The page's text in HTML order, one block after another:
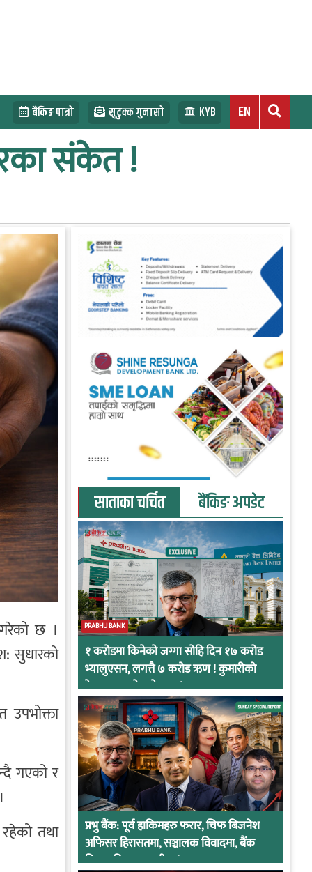
बैंकिङ पात्रो सुटुक्क गुनासो KYB EN
संकेत !
गरेको छ ।
सुधारको
उपभोक्ता
गएको र
तथा
साताका चर्चित बैंकिङ अपडेट
PRABHU BANK
१ करोडमा किनेको जग्गा सोहि दिन १७ करोड
भ्यालुएसन, लगत्तै ७ करोड ऋण ! कुमारीको
केसमा प्रभुको कनेक्सन !
प्रभु बैंक: पूर्व हाकिमहरु फरार, चिफ बिजनेश
अफिसर हिरासतमा, सञ्चालक विवादमा, बैंक
नियामकीय कारवाहीमा !